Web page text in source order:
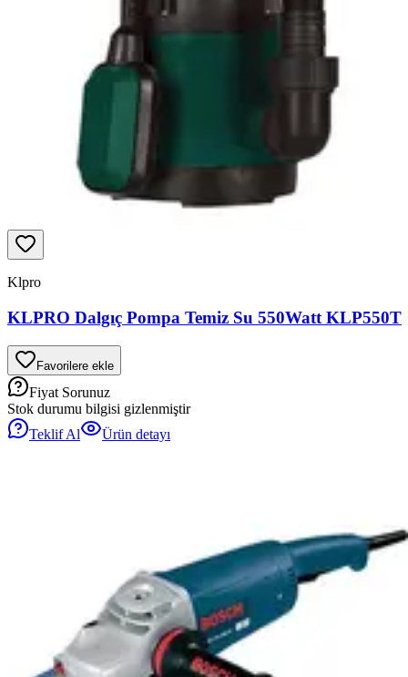
Klpro
KLPRO Dalgıç Pompa Temiz Su 550Watt KLP550T
Favorilere ekle
Fiyat Sorunuz
Stok durumu bilgisi gizlenmiştir
Teklif Al
Ürün detayı